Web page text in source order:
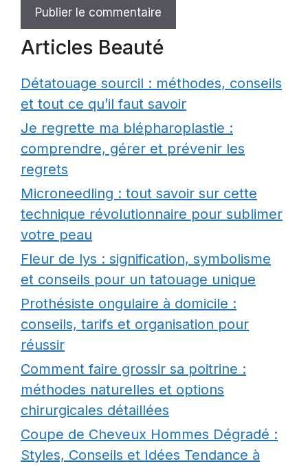
Articles Beauté
Détatouage sourcil : méthodes, conseils
et tout ce qu’il faut savoir
Je regrette ma blépharoplastie :
comprendre, gérer et prévenir les
regrets
Microneedling : tout savoir sur cette
technique révolutionnaire pour sublimer
votre peau
Fleur de lys : signification, symbolisme
et conseils pour un tatouage unique
Prothésiste ongulaire à domicile :
conseils, tarifs et organisation pour
réussir
Comment faire grossir sa poitrine :
méthodes naturelles et options
chirurgicales détaillées
Coupe de Cheveux Hommes Dégradé :
Styles, Conseils et Idées Tendance à